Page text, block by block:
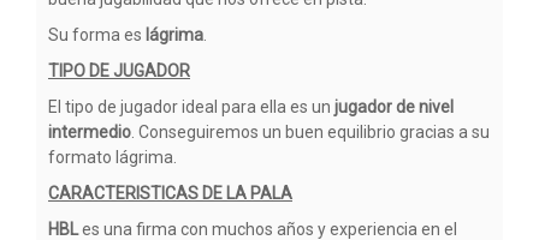
Su forma es lágrima
TIPO DE JUGADOR
El tipo de jugador ideal para ella es un jugador de nivel
intermedio . Conseguiremos un buen equilibrio gracias a su
formato lágrima.
CARACTERISTICAS DE LA PALA
HBLes una firma con muchos años y experiencia en el